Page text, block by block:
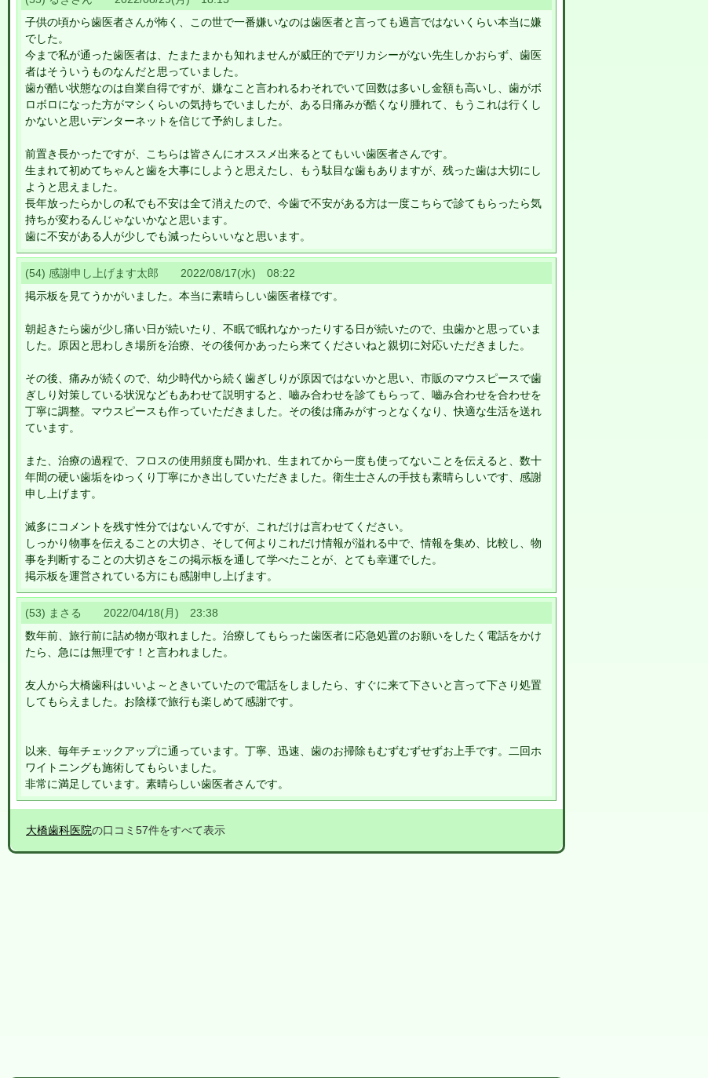
子供の頃から歯医者さんが怖く、この世で一番嫌いなのは歯医者と言っても過言ではないくらい本当に嫌
でした。
今まで私が通った歯医者は、たまたまかも知れませんが威圧的でデリカシーがない先生しかおらず、歯医
者はそういうものなんだと思っていました。
歯が酷い状態なのは自業自得ですが、嫌なこと言われるわそれでいて回数は多いし金額も高いし、歯がボ
ロボロになった方がマシくらいの気持ちでいましたが、ある日痛みが酷くなり腫れて、もうこれは行くし
かないと思いデンターネットを信じて予約しました。
前置き長かったですが、こちらは皆さんにオススメ出来るとてもいい歯医者さんです。
生まれて初めてちゃんと歯を大事にしようと思えたし、もう駄目な歯もありますが、残った歯は大切にし
ようと思えました。
長年放ったらかしの私でも不安は全て消えたので、今歯で不安がある方は一度こちらで診てもらったら気
持ちが変わるんじゃないかなと思います。
歯に不安がある人が少しでも減ったらいいなと思います。
(54) 感謝申し上げます太郎 2022/08/17(水) 08:22
掲示板を見てうかがいました。本当に素晴らしい歯医者様です。
朝起きたら歯が少し痛い日が続いたり、不眠で眠れなかったりする日が続いたので、虫歯かと思っていま
した。原因と思わしき場所を治療、その後何かあったら来てくださいねと親切に対応いただきました。
その後、痛みが続くので、幼少時代から続く歯ぎしりが原因ではないかと思い、市販のマウスピースで歯
ぎしり対策している状況などもあわせて説明すると、嚙み合わせを診てもらって、嚙み合わせを合わせを
丁寧に調整。マウスピースも作っていただきました。その後は痛みがすっとなくなり、快適な生活を送れ
ています。
また、治療の過程で、フロスの使用頻度も聞かれ、生まれてから一度も使ってないことを伝えると、数十
年間の硬い歯垢をゆっくり丁寧にかき出していただきました。衛生士さんの手技も素晴らしいです、感謝
申し上げます。
滅多にコメントを残す性分ではないんですが、これだけは言わせてください。
しっかり物事を伝えることの大切さ、そして何よりこれだけ情報が溢れる中で、情報を集め、比較し、物
事を判断することの大切さをこの掲示板を通して学べたことが、とても幸運でした。
掲示板を運営されている方にも感謝申し上げます。
(53) まさる 2022/04/18(月) 23:38
数年前、旅行前に詰め物が取れました。治療してもらった歯医者に応急処置のお願いをしたく電話をかけ
たら、急には無理です！と言われました。
友人から大橋歯科はいいよ～ときいていたので電話をしましたら、すぐに来て下さいと言って下さり処置
してもらえました。お陰様で旅行も楽しめて感謝です。
以来、毎年チェックアップに通っています。丁寧、迅速、歯のお掃除もむずむずせずお上手です。二回ホ
ワイトニングも施術してもらいました。
非常に満足しています。素晴らしい歯医者さんです。
大橋歯科医院の口コミ57件をすべて表示